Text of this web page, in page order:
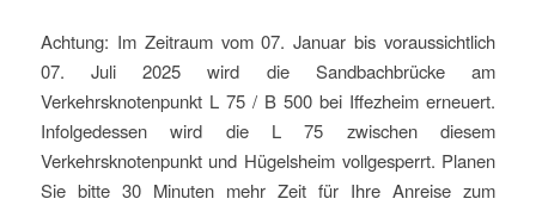
Achtung: Im Zeitraum vom 07. Januar bis voraussichtlich
07. Juli 2025 wird die Sandbachbrücke am
Verkehrsknotenpunkt L 75 / B 500 bei Iffezheim erneuert.
Infolgedessen wird die L 75 zwischen diesem
Verkehrsknotenpunkt und Hügelsheim vollgesperrt. Planen
Sie bitte 30 Minuten mehr Zeit für Ihre Anreise zum